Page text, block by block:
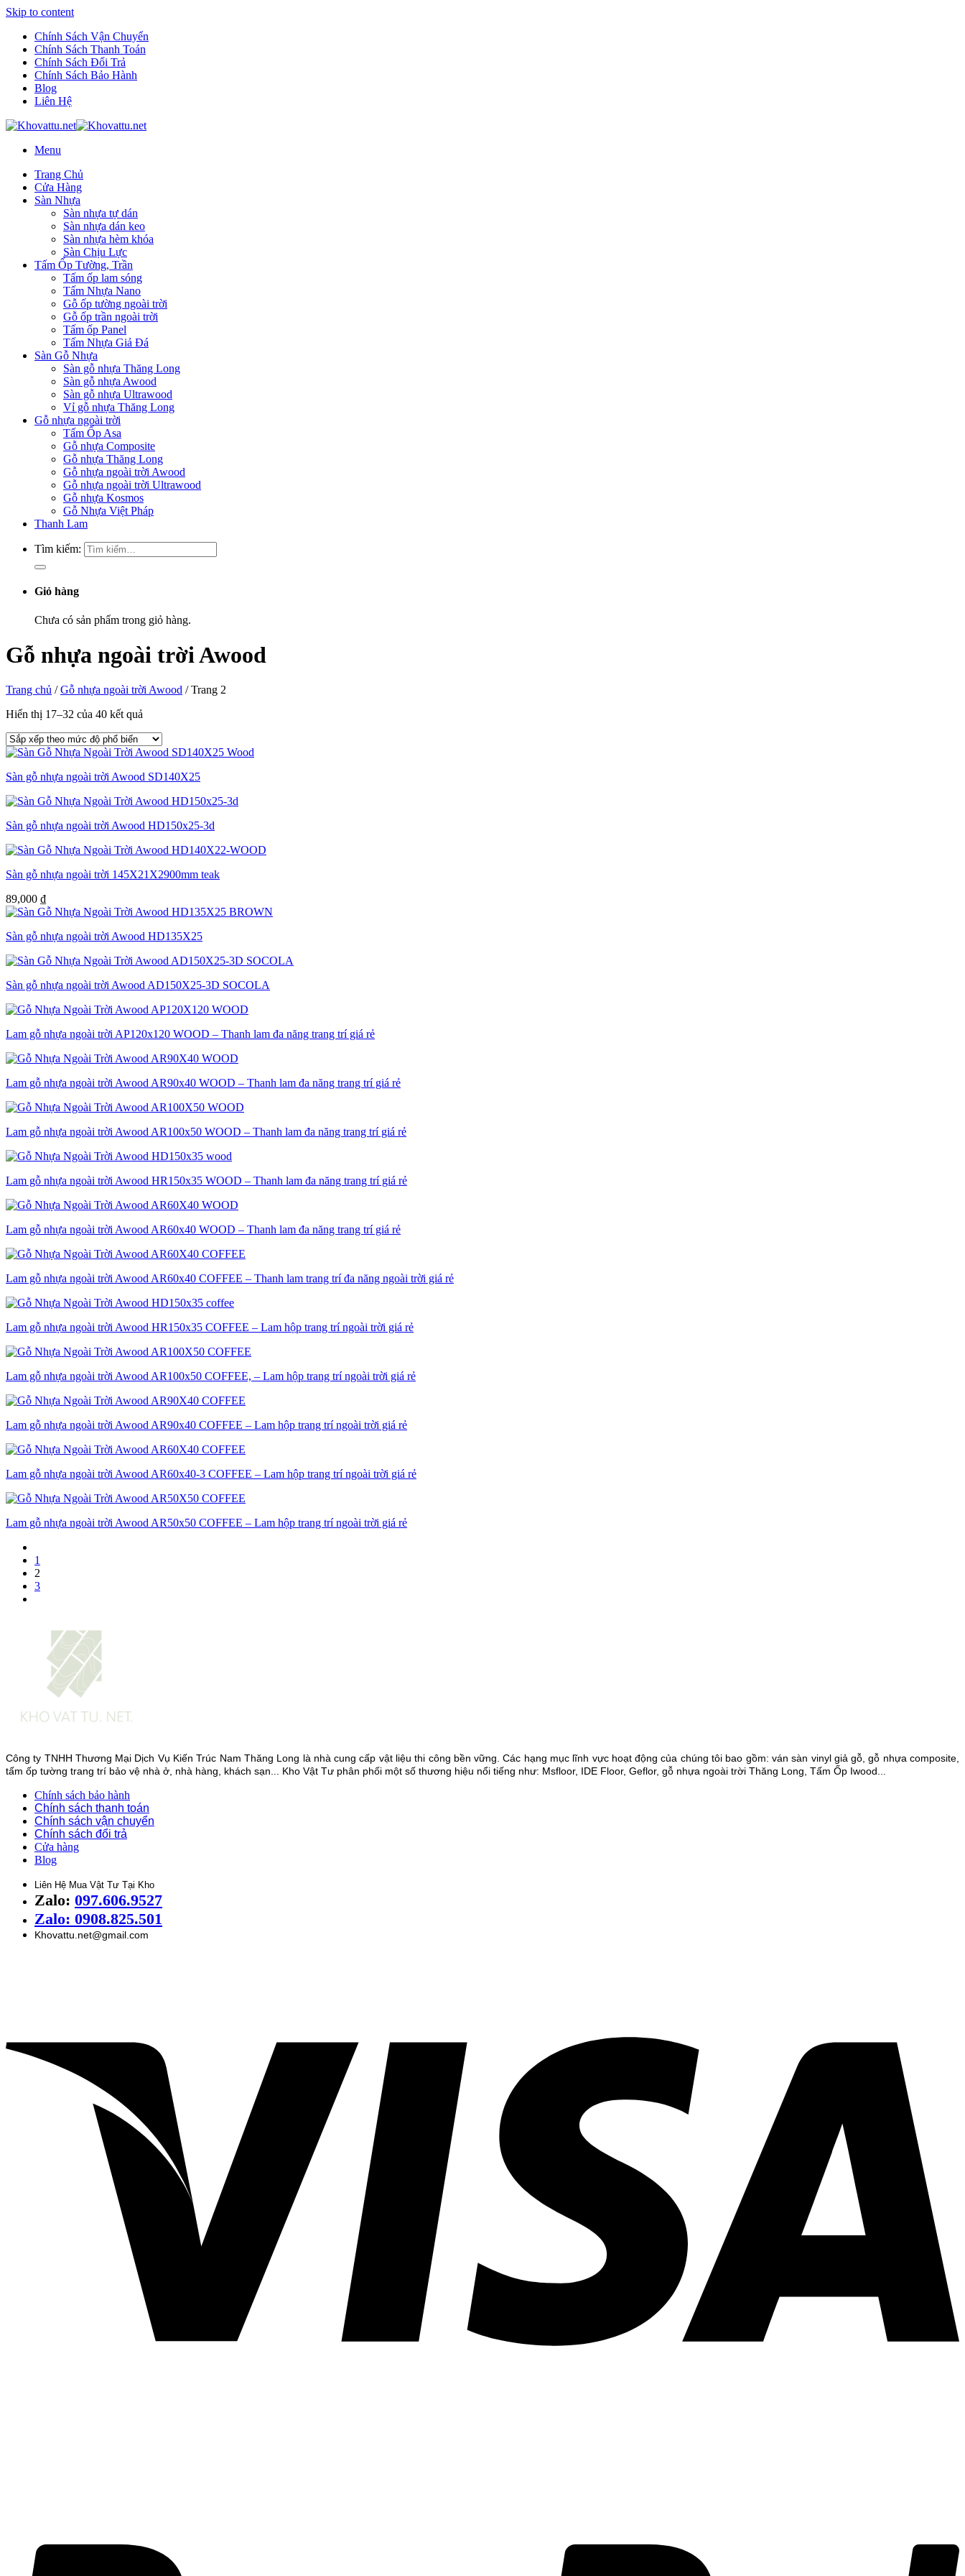
Skip to content
Chính Sách Vận Chuyển
Chính Sách Thanh Toán
Chính Sách Đổi Trả
Chính Sách Bảo Hành
Blog
Liên Hệ
Menu
Trang Chủ
Cửa Hàng
Sàn Nhựa
Sàn nhựa tự dán
Sàn nhựa dán keo
Sàn nhựa hèm khóa
Sàn Chịu Lực
Tấm Ốp Tường, Trần
Tấm ốp lam sóng
Tấm Nhựa Nano
Gỗ ốp tường ngoài trời
Gỗ ốp trần ngoài trời
Tấm ốp Panel
Tấm Nhựa Giả Đá
Sàn Gỗ Nhựa
Sàn gỗ nhựa Thăng Long
Sàn gỗ nhựa Awood
Sàn gỗ nhựa Ultrawood
Vỉ gỗ nhựa Thăng Long
Gỗ nhựa ngoài trời
Tấm Ốp Asa
Gỗ nhựa Composite
Gỗ nhựa Thăng Long
Gỗ nhựa ngoài trời Awood
Gỗ nhựa ngoài trời Ultrawood
Gỗ nhựa Kosmos
Gỗ Nhựa Việt Pháp
Thanh Lam
Tìm kiếm:
Giỏ hàng
Chưa có sản phẩm trong giỏ hàng.
Gỗ nhựa ngoài trời Awood
Trang chủ / Gỗ nhựa ngoài trời Awood /Trang 2
Hiển thị 17–32 của 40 kết quả
Sàn gỗ nhựa ngoài trời Awood SD140X25
Sàn gỗ nhựa ngoài trời Awood HD150x25-3d
Sàn gỗ nhựa ngoài trời 145X21X2900mm teak
89,000 ₫
Sàn gỗ nhựa ngoài trời Awood HD135X25
Sàn gỗ nhựa ngoài trời Awood AD150X25-3D SOCOLA
Lam gỗ nhựa ngoài trời AP120x120 WOOD – Thanh lam đa năng trang trí giá rẻ
Lam gỗ nhựa ngoài trời Awood AR90x40 WOOD – Thanh lam đa năng trang trí giá rẻ
Lam gỗ nhựa ngoài trời Awood AR100x50 WOOD – Thanh lam đa năng trang trí giá rẻ
Lam gỗ nhựa ngoài trời Awood HR150x35 WOOD – Thanh lam đa năng trang trí giá rẻ
Lam gỗ nhựa ngoài trời Awood AR60x40 WOOD – Thanh lam đa năng trang trí giá rẻ
Lam gỗ nhựa ngoài trời Awood AR60x40 COFFEE – Thanh lam trang trí đa năng ngoài trời giá rẻ
Lam gỗ nhựa ngoài trời Awood HR150x35 COFFEE – Lam hộp trang trí ngoài trời giá rẻ
Lam gỗ nhựa ngoài trời Awood AR100x50 COFFEE, – Lam hộp trang trí ngoài trời giá rẻ
Lam gỗ nhựa ngoài trời Awood AR90x40 COFFEE – Lam hộp trang trí ngoài trời giá rẻ
Lam gỗ nhựa ngoài trời Awood AR60x40-3 COFFEE – Lam hộp trang trí ngoài trời giá rẻ
Lam gỗ nhựa ngoài trời Awood AR50x50 COFFEE – Lam hộp trang trí ngoài trời giá rẻ
1
2
3
Công ty TNHH Thương Mại Dịch Vụ Kiến Trúc Nam Thăng Long là nhà cung cấp vật liệu thi công bền vững. Các hạng mục lĩnh vực hoạt động của chúng tôi bao gồm: ván sàn vinyl giả gỗ, gỗ nhựa composite,
tấm ốp tường trang trí bảo vệ nhà ở, nhà hàng, khách sạn... Kho Vật Tư phân phối một số thương hiệu nổi tiếng như: Msfloor, IDE Floor, Geflor, gỗ nhựa ngoài trời Thăng Long, Tấm Ốp Iwood...
Chính sách bảo hành
Chính sách thanh toán
Chính sách vận chuyển
Chính sách đổi trả
Cửa hàng
Blog
Liên Hệ Mua Vật Tư Tại Kho
Zalo: 097.606.9527
Zalo: 0908.825.501
Khovattu.net@gmail.com